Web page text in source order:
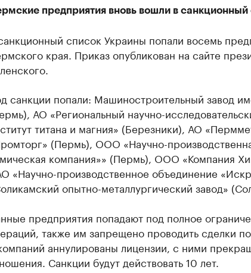
предприятия вновь вошли в
список Украины попали восемь
края. Приказ опубликован на сайте
санкции попали: Машиностроительный завод
АО «Региональный научно-
титана и магния» (Березники), АО
(Пермь), ООО «Научно-
компания»» (Пермь), ООО «Компания
«Научно-производственное объединение
опытно-металлургический завод»
предприятия попадают под полное
также им запрещено проводить сделки
аннулированы лицензии, с ними
Санкции будут действовать 10 лет.